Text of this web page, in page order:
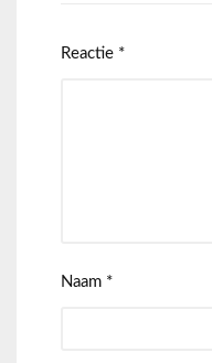
Reactie *
Naam *